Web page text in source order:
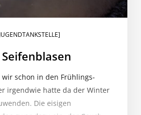
schon in den Frühlings-
irgendwie hatte da der Winter
Die eisigen